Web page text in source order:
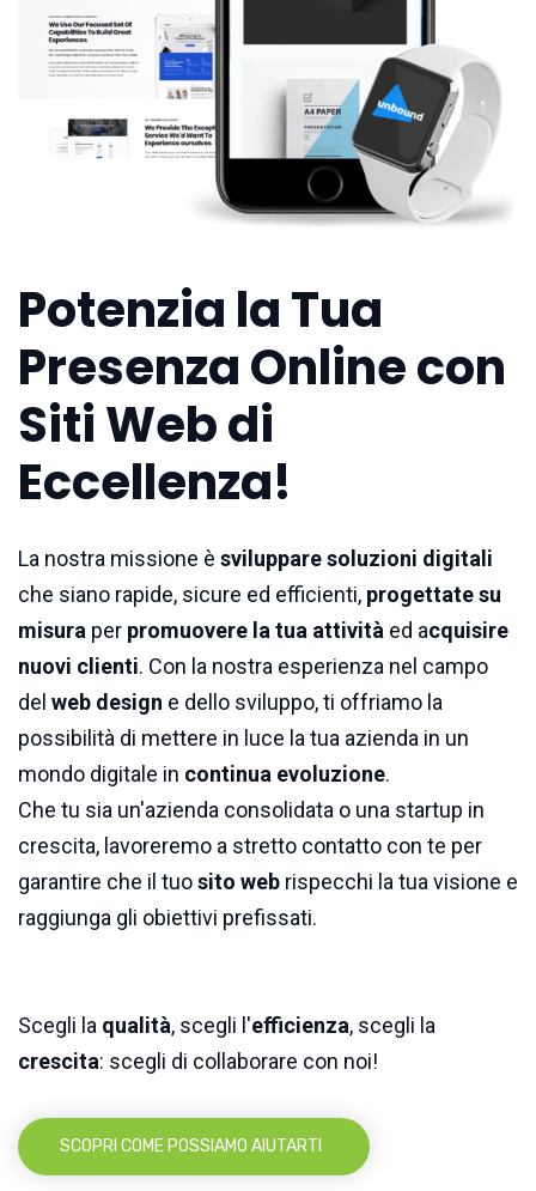
Potenzia la Tua
Presenza Online con
Siti Web di
Eccellenza!
La nostra missione è sviluppare soluzioni digitali
che siano rapide, sicure ed efficienti, progettate su
misura per promuovere la tua attività ed acquisire
nuovi clienti. Con la nostra esperienza nel campo
del web design e dello sviluppo, ti offriamo la
possibilità di mettere in luce la tua azienda in un
mondo digitale in continua evoluzione.
Che tu sia un'azienda consolidata o una startup in
crescita, lavoreremo a stretto contatto con te per
garantire che il tuosito web rispecchi la tua visione e
raggiunga gli obiettivi prefissati.
Scegli la qualità, scegli l'efficienza, scegli la
crescita: scegli di collaborare con noi!
SCOPRI COME POSSIAMO AIUTARTI